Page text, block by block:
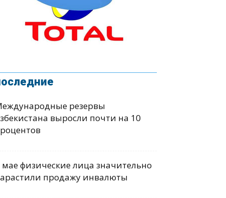
резервы
выросли почти на 10
мае физические лица значительно
продажу инвалюты